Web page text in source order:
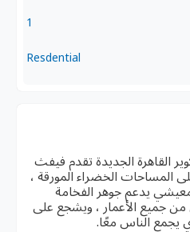
1
Resdential
القاهرة الجديدة تقدم فيفث
المساحات الخضراء المورقة ،
يدعم جوهر الفخامة
من جميع الأعمار ، ويشجع على
يجمع الناس معًا.